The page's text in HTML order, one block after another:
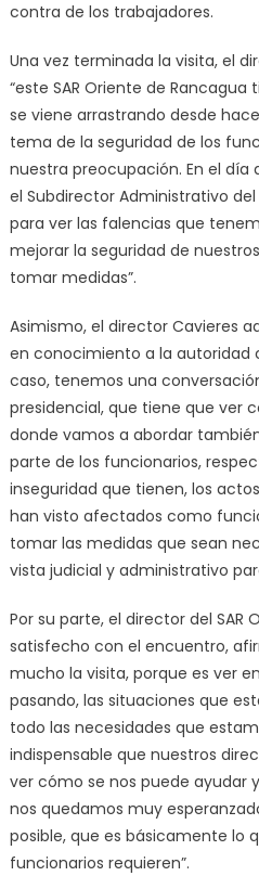
contra de los trabajadores.
Una vez terminada la visita, el
“este SAR Oriente de
se viene arrastrando desde
tema de la seguridad de los
nuestra preocupación. En el
el Subdirector Administrativo del
para ver las falencias que
mejorar la seguridad de
tomar medidas”.
Asimismo, el director Cavieres
en conocimiento a la autoridad
caso, tenemos una
presidencial, que tiene que ver
donde vamos a abordar
parte de los funcionarios,
inseguridad que tienen, los
han visto afectados como
tomar las medidas que sean
vista judicial y administrativo
Por su parte, el director del SAR
satisfecho con el encuentro,
mucho la visita, porque es ver
pasando, las situaciones que
todo las necesidades que
indispensable que nuestros
ver cómo se nos puede ayudar
nos quedamos muy
posible, que es básicamente lo
funcionarios requieren”.